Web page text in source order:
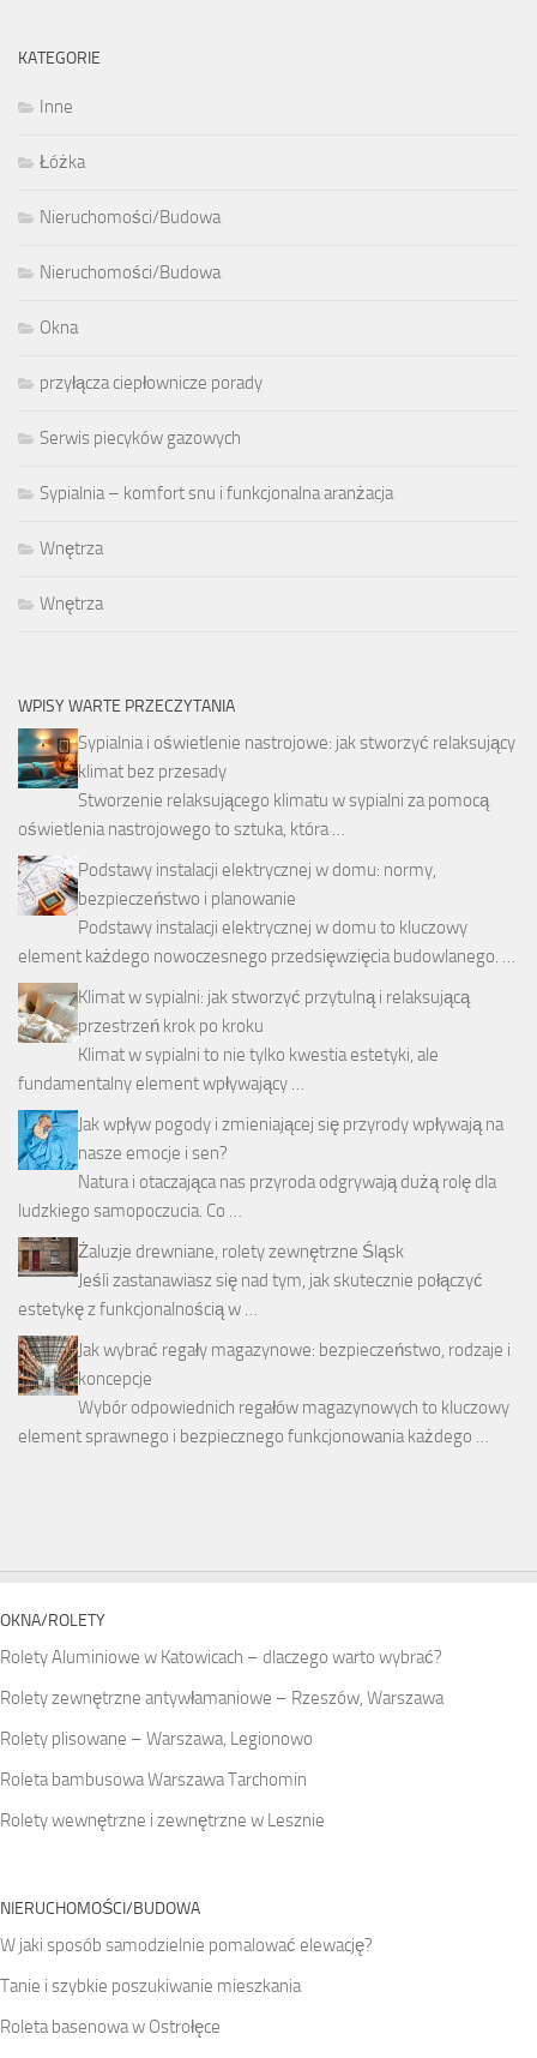
KATEGORIE
Inne
Łóżka
Nieruchomości/Budowa
Nieruchomości/Budowa
Okna
przyłącza ciepłownicze porady
Serwis piecyków gazowych
Sypialnia – komfort snu i funkcjonalna aranżacja
Wnętrza
Wnętrza
WPISY WARTE PRZECZYTANIA
Sypialnia i oświetlenie nastrojowe: jak stworzyć relaksujący
klimat bez przesady
Stworzenie relaksującego klimatu w sypialni za pomocą
oświetlenia nastrojowego to sztuka, która …
Podstawy instalacji elektrycznej w domu: normy,
bezpieczeństwo i planowanie
Podstawy instalacji elektrycznej w domu to kluczowy
element każdego nowoczesnego przedsięwzięcia budowlanego. …
Klimat w sypialni: jak stworzyć przytulną i relaksującą
przestrzeń krok po kroku
Klimat w sypialni to nie tylko kwestia estetyki, ale
fundamentalny element wpływający …
Jak wpływ pogody i zmieniającej się przyrody wpływają na
nasze emocje i sen?
Natura i otaczająca nas przyroda odgrywają dużą rolę dla
ludzkiego samopoczucia. Co …
Żaluzje drewniane, rolety zewnętrzne Śląsk
Jeśli zastanawiasz się nad tym, jak skutecznie połączyć
estetykę z funkcjonalnością w …
Jak wybrać regały magazynowe: bezpieczeństwo, rodzaje i
koncepcje
Wybór odpowiednich regałów magazynowych to kluczowy
element sprawnego i bezpiecznego funkcjonowania każdego …
OKNA/ROLETY
Rolety Aluminiowe w Katowicach – dlaczego warto wybrać?
Rolety zewnętrzne antywłamaniowe – Rzeszów, Warszawa
Rolety plisowane – Warszawa, Legionowo
Roleta bambusowa Warszawa Tarchomin
Rolety wewnętrzne i zewnętrzne w Lesznie
NIERUCHOMOŚCI/BUDOWA
W jaki sposób samodzielnie pomalować elewację?
Tanie i szybkie poszukiwanie mieszkania
Roleta basenowa w Ostrołęce